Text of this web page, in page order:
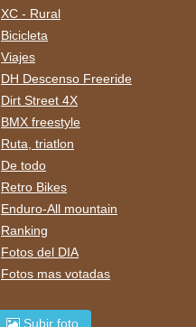
XC - Rural
Bicicleta
Viajes
DH Descenso Freeride
Dirt Street 4X
BMX freestyle
Ruta, triatlon
De todo
Retro Bikes
Enduro-All mountain
Ranking
Fotos del DIA
Fotos mas votadas
Subir foto